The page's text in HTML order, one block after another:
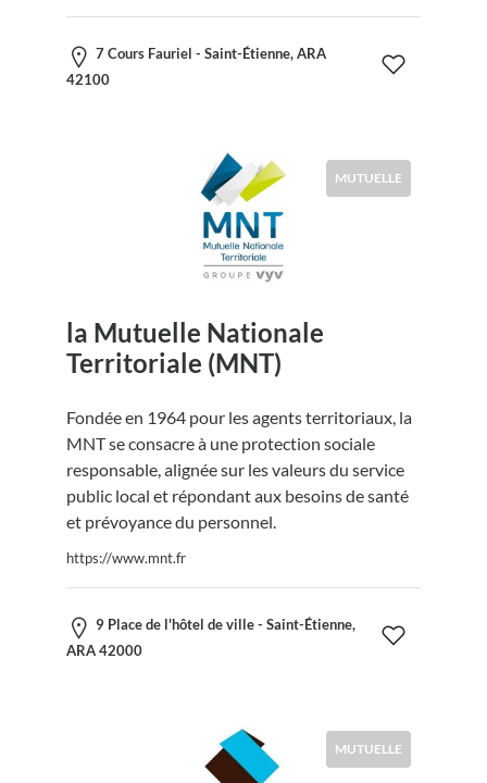
7 Cours Fauriel - Saint-Étienne, ARA
42100
MUTUELLE
la Mutuelle Nationale
Territoriale (MNT)
Fondée en 1964 pour les agents territoriaux, la
MNT se consacre à une protection sociale
responsable, alignée sur les valeurs du service
public local et répondant aux besoins de santé
et prévoyance du personnel.
https://www.mnt.fr
9 Place de l'hôtel de ville - Saint-Étienne,
ARA 42000
MUTUELLE